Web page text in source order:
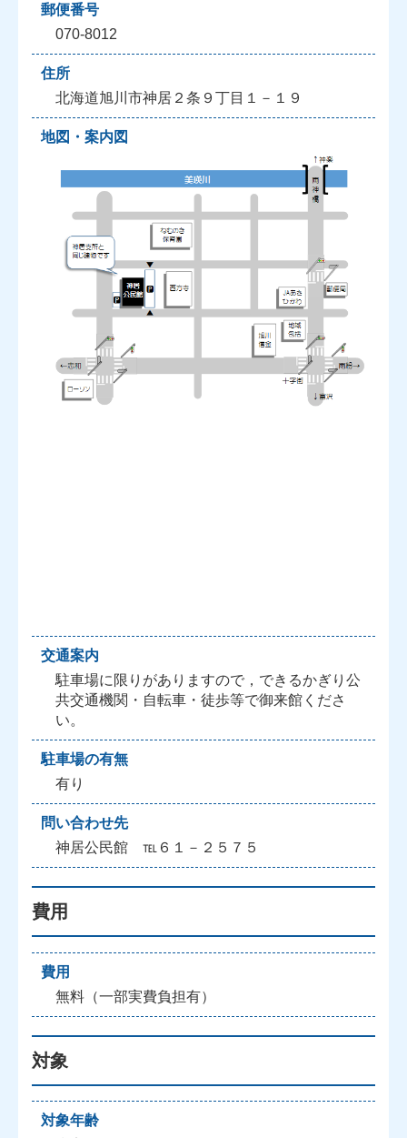
郵便番号
070-8012
住所
北海道旭川市神居２条９丁目１－１９
地図・案内図
交通案内
駐車場に限りがありますので，できるかぎり公
共交通機関・自転車・徒歩等で御来館くださ
い。
駐車場の有無
有り
問い合わせ先
神居公民館 ℡６１－２５７５
費用
費用
無料（一部実費負担有）
対象
対象年齢